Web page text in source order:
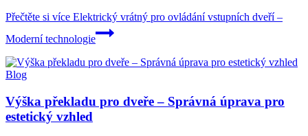
Přečtěte si více Elektrický vrátný pro ovládání vstupních dveří –
Moderní technologie
Blog
Výška překladu pro dveře – Správná úprava pro
estetický vzhled